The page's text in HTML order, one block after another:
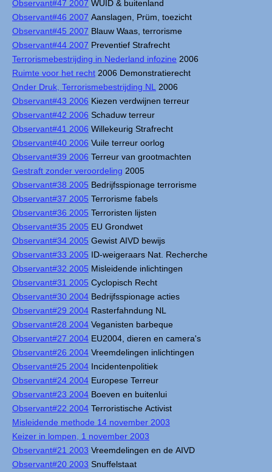
Observant#47 2007 WUID & buitenland
Observant#46 2007 Aanslagen, Prüm, toezicht
Observant#45 2007 Blauw Waas, terrorisme
Observant#44 2007 Preventief Strafrecht
Terrorismebestrijding in Nederland infozine 2006
Ruimte voor het recht 2006 Demonstratierecht
Onder Druk, Terrorismebestrijding NL
2006
Observant#43 2006 Kiezen verdwijnen terreur
Observant#42 2006 Schaduw terreur
Observant#41 2006 Willekeurig Strafrecht
Observant#40 2006 Vuile terreur oorlog
Observant#39 2006 Terreur van grootmachten
Gestraft zonder veroordeling 2005
Observant#38 2005 Bedrijfsspionage terrorisme
Observant#37 2005 Terrorisme fabels
Observant#36 2005 Terroristen lijsten
Observant#35 2005 EU Grondwet
Observant#34 2005 Gewist AIVD bewijs
Observant#33 2005 ID-weigeraars Nat. Recherche
Observant#32 2005 Misleidende inlichtingen
Observant#31 2005 Cyclopisch Recht
Observant#30 2004 Bedrijfsspionage acties
Observant#29 2004 Rasterfahndung NL
Observant#28 2004 Veganisten barbeque
Observant#27 2004 EU2004, dieren en camera's
Observant#26 2004 Vreemdelingen inlichtingen
Observant#25 2004 Incidentenpolitiek
Observant#24 2004 Europese Terreur
Observant#23 2004 Boeven en buitenlui
Observant#22 2004 Terroristische Activist
Misleidende methode 14 november 2003
Keizer in lompen, 1 november 2003
Observant#21 2003 Vreemdelingen en de AIVD
Observant#20 2003 Snuffelstaat